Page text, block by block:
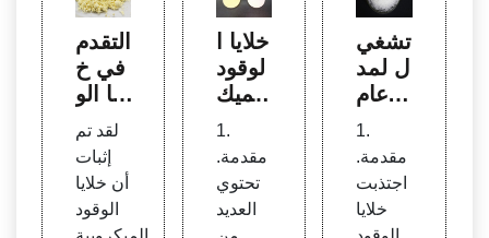
التقدم
في خ
لايا الو
قود ال
ميكرو
بية لم
عالجة
مياه ال
لقد تم
إثبات
أن خلايا
الوقود
خلايا ا
لوقود
الميك
روبية
تقطر
ة لـ -
1.
مقدمة.
تحتوي
العديد
تشغي
ل لمد
ة عام
واحد ل
الميك
روبي
المعيا
1.
مقدمة.
اجتذبت
خلايا